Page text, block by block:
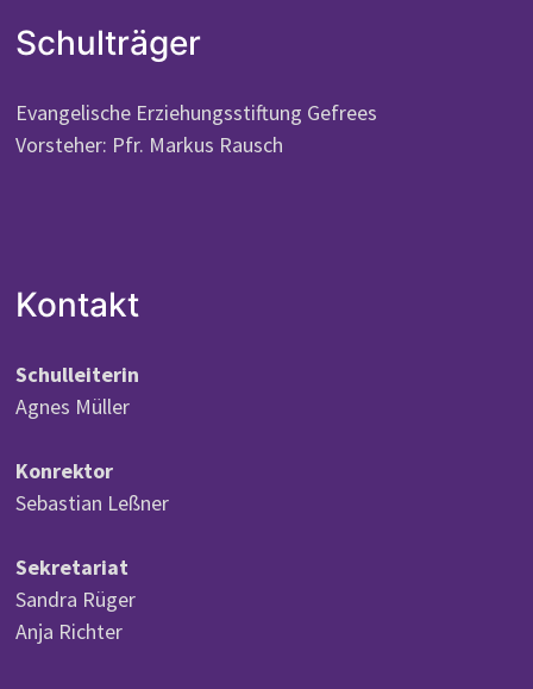
Schulträger
Evangelische Erziehungsstiftung Gefrees
Vorsteher: Pfr. Markus Rausch
Kontakt
Schulleiterin
Agnes Müller
Konrektor
Sebastian Leßner
Sekretariat
Sandra Rüger
Anja Richter